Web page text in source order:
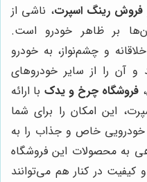
فروش رینگ اسپرت، ناشی از
بر ظاهر خودرو است.
و چشم‌نواز، به خودرو
آن را از سایر خودروهای
فروشگاه چرخ و یدک با ارائه
این امکان را برای شما
خودرویی خاص و جذاب را به
به محصولات این فروشگاه
و کیفیت در کنار هم می‌توانند